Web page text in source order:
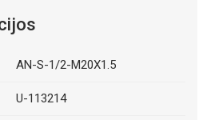
AN-S-1/2-M20X1.5
U-113214